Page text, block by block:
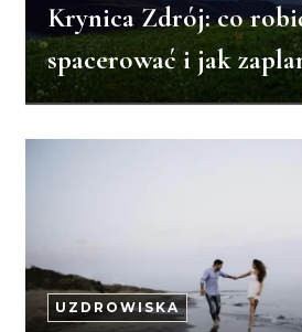
Krynica Zdrój: co
spacerować i jak
UZDROWISKA